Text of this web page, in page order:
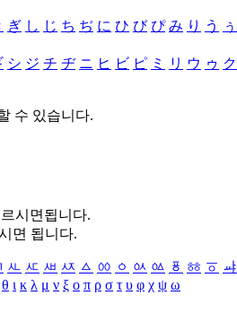
ぎ し じ ち ぢ に ひ び ぴ み り う ぅ
シ ジ チ ヂ ニ ヒ ビ ピ ミ リ ウ ゥ ク
수 있습니다.
시면됩니다.
면 됩니다.
ㅻ ㅼ ㅽ ㅾ ㅿ ㆀ ㆁ ㆂ ㆃ ㆄ ㆅ ㆆ ㆇ
θ ι κ λ μ ν ξ ο π ρ σ τ υ φ χ ψ ω